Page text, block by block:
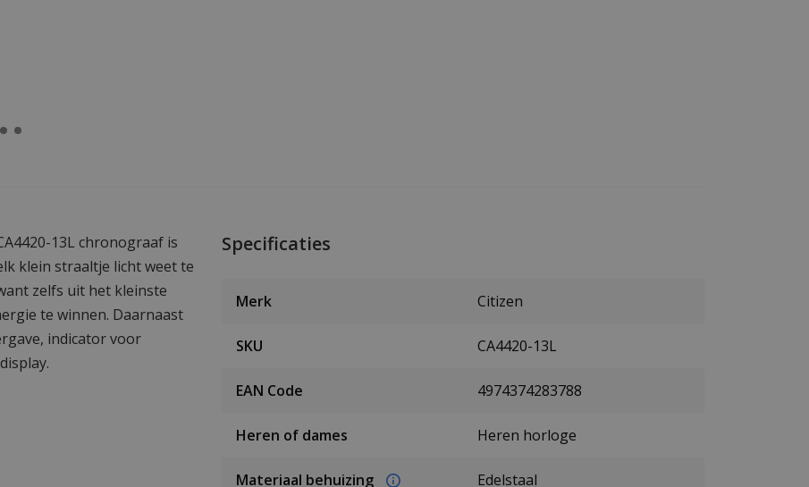
13L chronograaf is
klein straaltje licht weet te
zelfs uit het kleinste
te winnen. Daarnaast
indicator voor
Specificaties
Merk Citizen
SKU CA4420-13L
EAN Code 4974374283788
Heren of dames Heren horloge
Materiaal behuizing Edelstaal